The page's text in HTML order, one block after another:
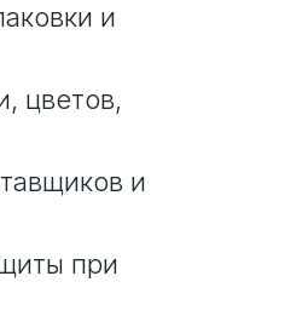
и
цветов,
и
при